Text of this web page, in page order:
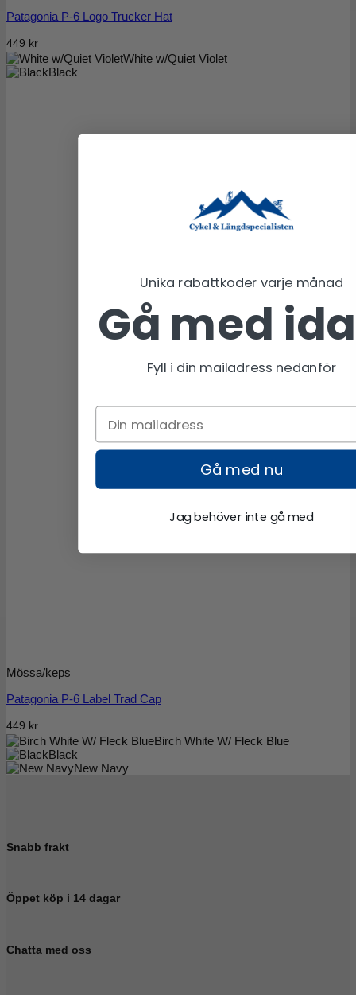
White w/Quiet Violet
Black
Patagonia P-6 Logo Trucker Hat
449 kr
Birch White W/ Fleck Blue
Black
New Navy
Mössa/keps
Patagonia P-6 Label Trad Cap
449 kr
Snabb frakt
Öppet köp i 14 dagar
Chatta med oss
Unika rabattkoder varje månad
Gå med
Fyll i din mailadress nedanför
Gå med nu
Jag behöver inte gå med